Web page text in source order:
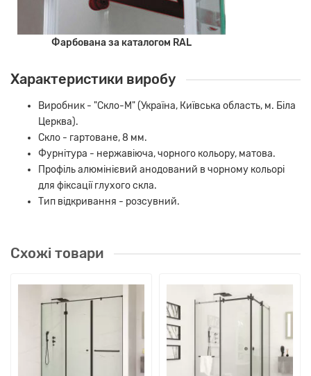
Фарбована за каталогом RAL
Характеристики виробу
Виробник - "Скло-М" (Україна, Київська область, м. Біла
Церква).
Скло - гартоване, 8 мм.
Фурнітура - нержавіюча, чорного кольору, матова.
Профіль алюмінієвий анодований в чорному кольорі
для фіксації глухого скла.
Тип відкривання - розсувний.
Схожі товари